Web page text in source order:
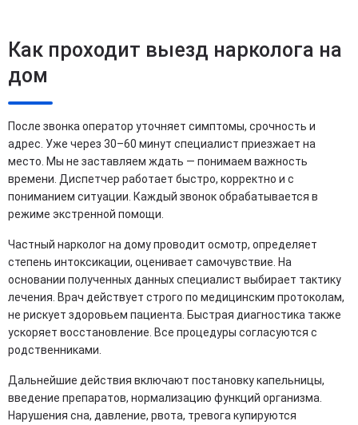
Как проходит выезд нарколога на
дом
После звонка оператор уточняет симптомы, срочность и
адрес. Уже через 30–60 минут специалист приезжает на
место. Мы не заставляем ждать — понимаем важность
времени. Диспетчер работает быстро, корректно и с
пониманием ситуации. Каждый звонок обрабатывается в
режиме экстренной помощи.
Частный нарколог на дому проводит осмотр, определяет
степень интоксикации, оценивает самочувствие. На
основании полученных данных специалист выбирает тактику
лечения. Врач действует строго по медицинским протоколам,
не рискует здоровьем пациента. Быстрая диагностика также
ускоряет восстановление. Все процедуры согласуются с
родственниками.
Дальнейшие действия включают постановку капельницы,
введение препаратов, нормализацию функций организма.
Нарушения сна, давление, рвота, тревога купируются